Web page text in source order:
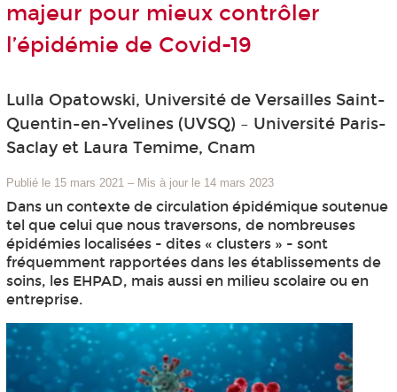
majeur pour mieux contrôler
l’épidémie de Covid-19
Lulla Opatowski, Université de Versailles Saint-
Quentin-en-Yvelines (UVSQ) – Université Paris-
Saclay et Laura Temime, Cnam
Publié le 15 mars 2021 – Mis à jour le 14 mars 2023
Dans un contexte de circulation épidémique soutenue
tel que celui que nous traversons, de nombreuses
épidémies localisées - dites « clusters » - sont
fréquemment rapportées dans les établissements de
soins, les EHPAD, mais aussi en milieu scolaire ou en
entreprise.